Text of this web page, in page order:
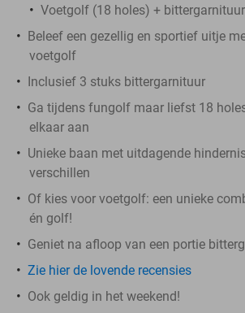
Voetgolf (18 holes) +
Beleef een gezellig en sportief uitje
voetgolf
Inclusief 3 stuks bittergarnituur
Ga tijdens fungolf maar liefst 18
elkaar aan
Unieke baan met uitdagende
verschillen
Of kies voor voetgolf: een unieke
én golf!
Geniet na afloop van een portie
Zie hier de lovende recensies
Ook geldig in het weekend!